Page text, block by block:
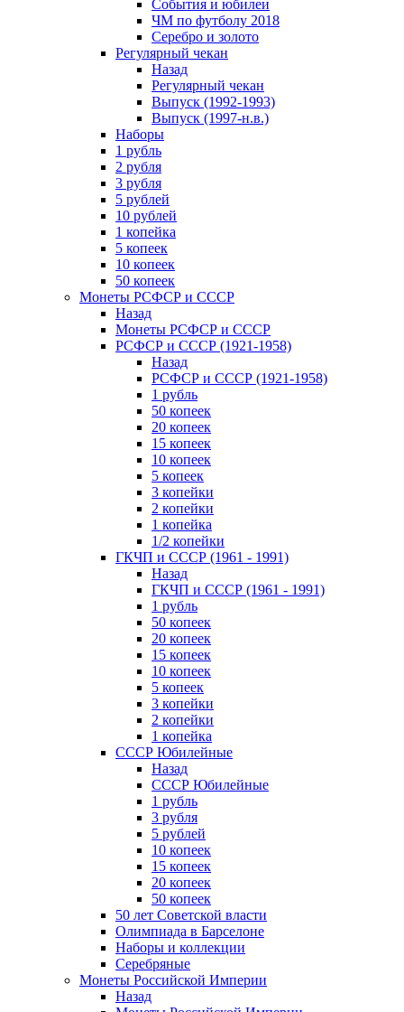
События и юбилеи
ЧМ по футболу 2018
Серебро и золото
Регулярный чекан
Назад
Регулярный чекан
Выпуск (1992-1993)
Выпуск (1997-н.в.)
Наборы
1 рубль
2 рубля
3 рубля
5 рублей
10 рублей
1 копейка
5 копеек
10 копеек
50 копеек
Монеты РСФСР и СССР
Назад
Монеты РСФСР и СССР
РСФСР и СССР (1921-1958)
Назад
РСФСР и СССР (1921-1958)
1 рубль
50 копеек
20 копеек
15 копеек
10 копеек
5 копеек
3 копейки
2 копейки
1 копейка
1/2 копейки
ГКЧП и СССР (1961 - 1991)
Назад
ГКЧП и СССР (1961 - 1991)
1 рубль
50 копеек
20 копеек
15 копеек
10 копеек
5 копеек
3 копейки
2 копейки
1 копейка
СССР Юбилейные
Назад
СССР Юбилейные
1 рубль
3 рубля
5 рублей
10 копеек
15 копеек
20 копеек
50 копеек
50 лет Советской власти
Олимпиада в Барселоне
Наборы и коллекции
Серебряные
Монеты Российской Империи
Назад